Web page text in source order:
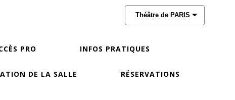
Théâtre de PARIS
PRO INFOS PRATIQUES
DE LA SALLE RÉSERVATIONS